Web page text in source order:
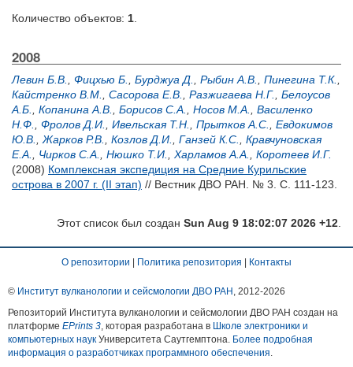
Количество объектов: 1
2008
Левин Б.В. Фицхью Б. Бурджуа Д. Рыбин А.В. Пинегина Т.К.
Кайстренко В.М.
Сасорова Е.В. Разжигаева Н.Г.
Белоусов
А.Б.
Копанина А.В. Борисов С.А. Носов М.А.
Василенко
Н.Ф.
Фролов Д.И. Ивельская Т.Н. Прытков А.С.
Евдокимов
Ю.В.
Жарков Р.В. Козлов Д.И. Ганзей К.С.
Кравчуновская
Е.А.
Чирков С.А. Нюшко Т.И. Харламов А.А.
Коротеев И.Г.
(2008) Комплексная экспедиция на Средние Курильские
острова в 2007 г. (II этап) // Вестник ДВО РАН. № 3. С. 111-123.
Этот список был создан Sun Aug 9 18:02:07 2026 +12
О репозитории Политика репозитория Контакты
© Институт вулканологии и сейсмологии ДВО РАН , 2012-2026
Репозиторий Института вулканологии и сейсмологии ДВО РАН создан на
платформе EPrints 3, которая разработана в Школе электроники и
компьютерных наук Университета Саутгемптона. Более подробная
информация о разработчиках программного обеспечения.